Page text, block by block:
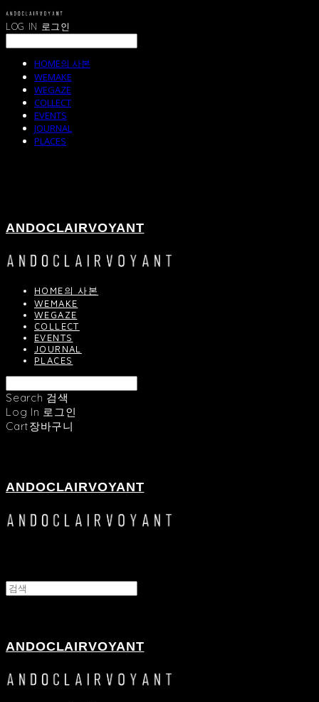
LOG IN 로그인
HOME의 사본
WEMAKE
WEGAZE
COLLECT
EVENTS
JOURNAL
PLACES
ANDOCLAIRVOYANT
HOME의 사본
WEMAKE
WEGAZE
COLLECT
EVENTS
JOURNAL
PLACES
Search 검색
Log In 로그인
Cart장바구니
ANDOCLAIRVOYANT
ANDOCLAIRVOYANT